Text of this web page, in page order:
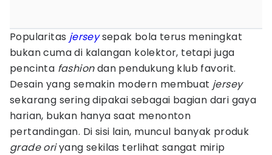
Popularitas jerseysepak bola terus meningkat
bukan cuma di kalangan kolektor, tetapi juga
pencinta fashiondan pendukung klub favorit.
Desain yang semakin modern membuat jersey
sekarang sering dipakai sebagai bagian dari gaya
harian, bukan hanya saat menonton
pertandingan. Di sisi lain, muncul banyak produk
grade oriyang sekilas terlihat sangat mirip